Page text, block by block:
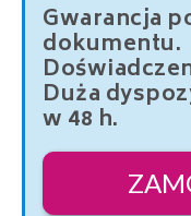
Gwarancja
dokumentu.
Duża
w 48 h.